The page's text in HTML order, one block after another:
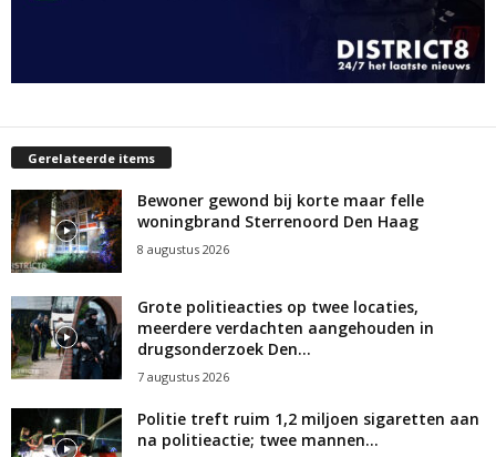
Gerelateerde items
Bewoner gewond bij korte maar felle
woningbrand Sterrenoord Den Haag
8 augustus 2026
Grote politieacties op twee locaties,
meerdere verdachten aangehouden in
drugsonderzoek Den...
7 augustus 2026
Politie treft ruim 1,2 miljoen sigaretten aan
na politieactie; twee mannen...